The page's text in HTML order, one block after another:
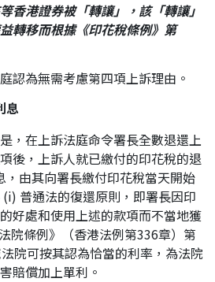
香港證券被「轉讓」，該「轉讓」
轉移而根據《印花稅條例》第
認為無需考慮第四項上訴理由。
息
，在上訴法庭命令署長全數退還上
後，上訴人就已繳付的印花稅的退
由其向署長繳付印花稅當天開始
普通法的復還原則，即署長因印
好處和使用上述的款項而不當地獲
院條例》（香港法例第336章）第
院可按其認為恰當的利率，為法院
賠償加上單利。